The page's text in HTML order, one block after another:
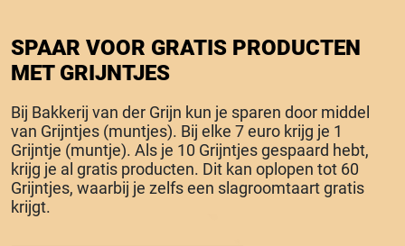
SPAAR VOOR GRATIS PRODUCTEN
MET GRIJNTJES
Bij Bakkerij van der Grijn kun je sparen door middel
van Grijntjes (muntjes). Bij elke 7 euro krijg je 1
Grijntje (muntje). Als je 10 Grijntjes gespaard hebt,
krijg je al gratis producten. Dit kan oplopen tot 60
Grijntjes, waarbij je zelfs een slagroomtaart gratis
krijgt.